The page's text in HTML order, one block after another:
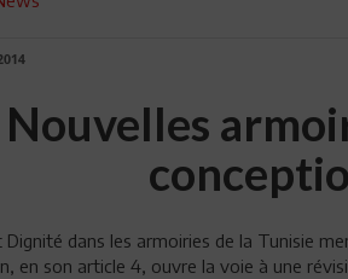
Nouvelles
Dignité dans les armoiries de la Tunisie
en son article 4, ouvre la voie à une